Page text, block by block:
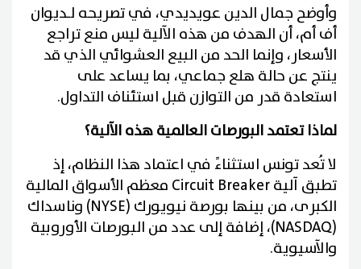
وأوضح جمال الدين عويديدي، في تصريحه لـديوان
أف أم، أن الهدف من هذه الآلية ليس منع تراجع
الأسعار، وإنما الحد من البيع العشوائي الذي قد
ينتج عن حالة هلع جماعي، بما يساعد على
استعادة قدر من التوازن قبل استئناف التداول.
لماذا تعتمد البورصات العالمية هذه الآلية؟
لا تُعد تونس استثناءً في اعتماد هذا النظام، إذ
تطبق آلية Circuit Breaker معظم الأسواق المالية
الكبرى، من بينها بورصة نيويورك (NYSE) وناسداك
(NASDAQ)، إضافة إلى عدد من البورصات الأوروبية
والآسيوية.